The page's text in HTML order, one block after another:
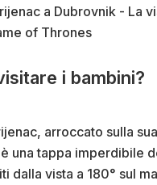
i bambini?
arroccato sulla
una tappa imperdibile
dalla vista a 180° sul